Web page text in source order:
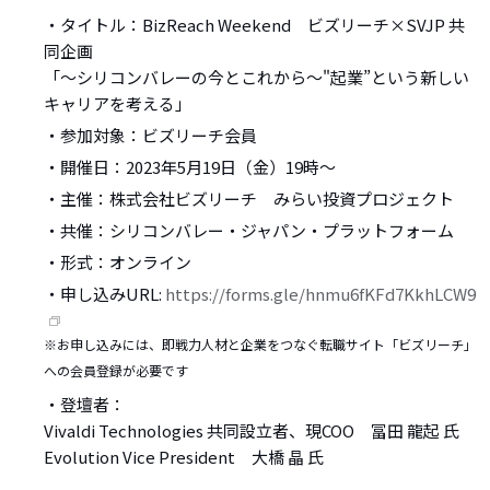
・タイトル：BizReach Weekend ビズリーチ×SVJP 共
同企画
「～シリコンバレーの今とこれから〜"起業”という新しい
キャリアを考える」
・参加対象：ビズリーチ会員
・開催日：2023年5月19日（金）19時〜
・主催：株式会社ビズリーチ みらい投資プロジェクト
・共催：シリコンバレー・ジャパン・プラットフォーム
・形式：オンライン
・申し込みURL: https://forms.gle/hnmu6fKFd7KkhLCW9
※お申し込みには、即戦力人材と企業をつなぐ転職サイト「ビズリーチ」
への会員登録が必要です
・登壇者：
Vivaldi Technologies 共同設立者、現COO 冨田 龍起 氏
Evolution Vice President 大橋 晶 氏